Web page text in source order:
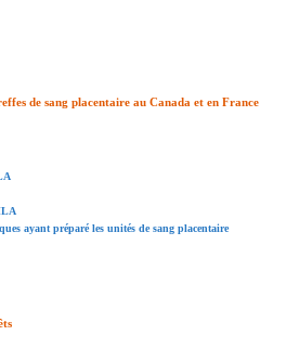
de sang placentaire au Canada et en France
ayant préparé les unités de sang placentaire